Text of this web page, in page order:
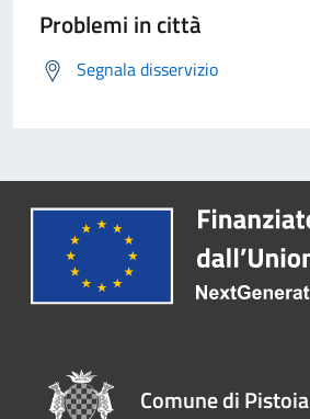
Problemi in città
Segnala disservizio
Comune di Pistoia